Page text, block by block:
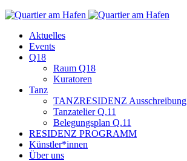
Aktuelles
Events
Q18
Raum Q18
Kuratoren
Tanz
TANZRESIDENZ Ausschreibung
Tanzatelier Q.11
Belegungsplan Q.11
RESIDENZ PROGRAMM
Künstler*innen
Über uns